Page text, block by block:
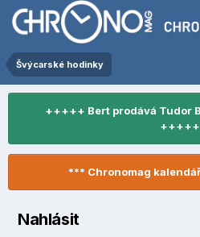
Švýcarské hodinky
+++++ Bert prodává Tudor
+++++
*** Chronomag
Nahlásit